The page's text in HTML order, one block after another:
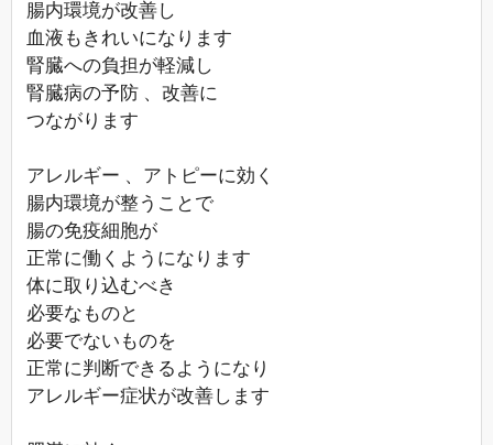
腸内環境が改善し
血液もきれいになります
腎臓への負担が軽減し
腎臓病の予防 、改善に
つながります
アレルギー 、アトピーに効く
腸内環境が整うことで
腸の免疫細胞が
正常に働くようになります
体に取り込むべき
必要なものと
必要でないものを
正常に判断できるようになり
アレルギー症状が改善します